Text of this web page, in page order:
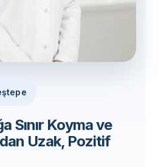
Sınır Koyma ve
Uzak, Pozitif